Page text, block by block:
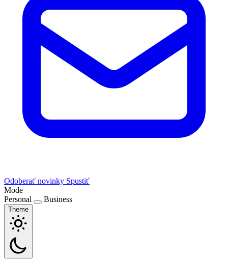
Odoberať novinky Spustiť
Mode
Personal
Business
Theme